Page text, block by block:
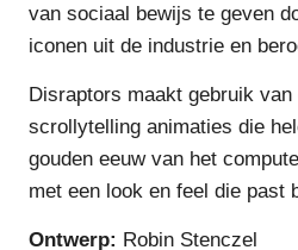
van sociaal bewijs te geven
iconen uit de industrie en
Disraptors maakt gebruik van
scrollytelling animaties die
gouden eeuw van het
met een look en feel die past
Ontwerp: Robin Stenczel